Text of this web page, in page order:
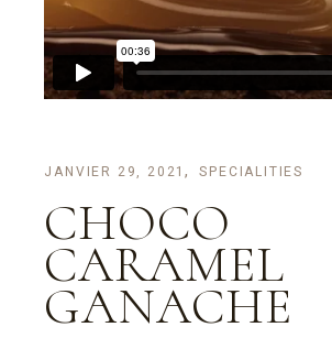
JANVIER 29, 2021 SPECIALITIES
CHOCO
CARAMEL
GANACHE